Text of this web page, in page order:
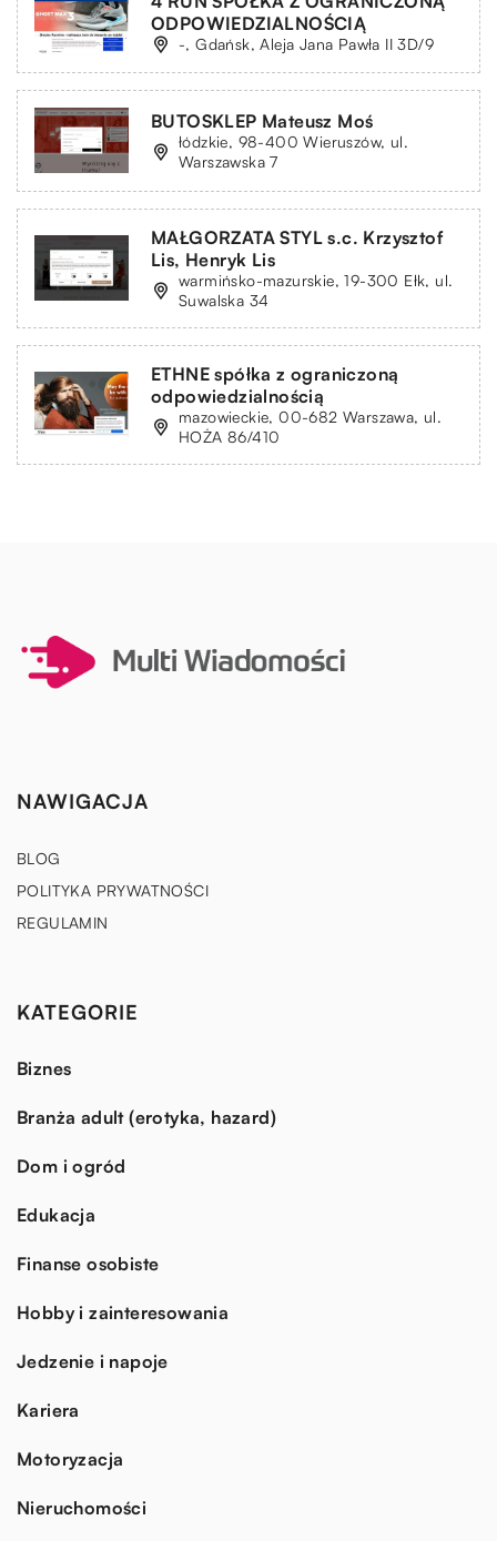
ODPOWIEDZIALNOŚCIĄ
-, Gdańsk, Aleja Jana Pawła II 3D/9
BUTOSKLEP Mateusz Moś
łódzkie, 98-400 Wieruszów, ul.
Warszawska 7
MAŁGORZATA STYL s.c. Krzysztof
Lis, Henryk Lis
warmińsko-mazurskie, 19-300 Ełk, ul.
Suwalska 34
ETHNE spółka z ograniczoną
odpowiedzialnością
mazowieckie, 00-682 Warszawa, ul.
HOŻA 86/410
NAWIGACJA
BLOG
POLITYKA PRYWATNOŚCI
REGULAMIN
KATEGORIE
Biznes
Branża adult (erotyka, hazard)
Dom i ogród
Edukacja
Finanse osobiste
Hobby i zainteresowania
Jedzenie i napoje
Kariera
Motoryzacja
Nieruchomości